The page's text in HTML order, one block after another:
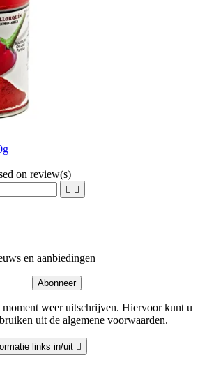
on review(s)
 
en aanbiedingen
weer uitschrijven. Hiervoor kunt u
uit de algemene voorwaarden.
links in/uit 